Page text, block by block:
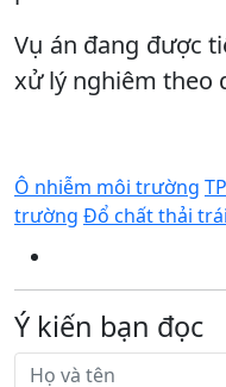
Vụ án đang được
xử lý nghiêm theo
Ô nhiễm môi trường
trường Đổ chất thải
Ý kiến bạn đọc